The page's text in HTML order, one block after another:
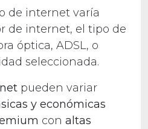
de internet varía
de internet, el tipo de
óptica, ADSL, o
seleccionada.
pueden variar
y económicas
con altas